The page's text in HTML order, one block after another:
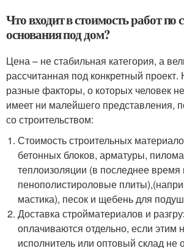
Что входит в стоимость работ по
основания под дом?
Цена – не стабильная категория, а
рассчитанная под конкретный
разные факторы, о которых человек
имеет ни малейшего представления,
со строительством:
Стоимость строительных
бетонных блоков, арматуры,
теплоизоляции (в последнее время
пенополистироловые
мастика), песок и щебень для
Доставка стройматериалов и
оплачиваются отдельно, если этим
исполнитель или оптовый склад не